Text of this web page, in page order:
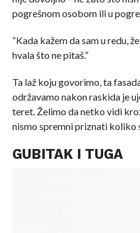
pogrešnom osobom ili u
“Kada kažem da sam u redu,
hvala što ne pitaš.”
Ta laž koju govorimo, ta
održavamo nakon raskida je
teret. Želimo da netko vidi
nismo spremni priznati koliko
GUBITAK I TUGA